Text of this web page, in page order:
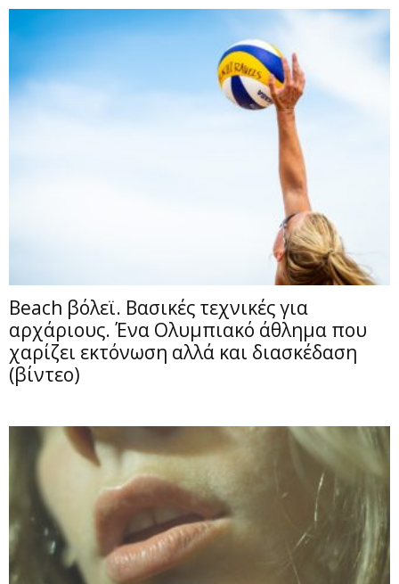
Beach βόλεϊ. Βασικές τεχνικές για
αρχάριους. Ένα Ολυμπιακό άθλημα που
χαρίζει εκτόνωση αλλά και διασκέδαση
(βίντεο)